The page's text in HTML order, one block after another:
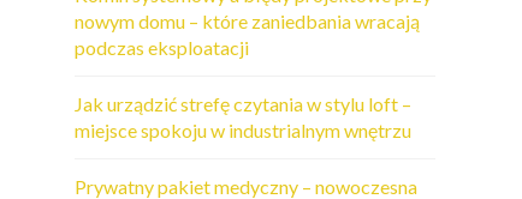
nowym domu – które zaniedbania wracają
podczas eksploatacji
Jak urządzić strefę czytania w stylu loft –
miejsce spokoju w industrialnym wnętrzu
Prywatny pakiet medyczny – nowoczesna